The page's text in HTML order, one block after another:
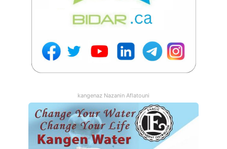
در سال 2021، بیشتر وسایل نقلیه الکتریکی جدید در سه استان
پرجمعیت کانادا ثبت شد. 43 درصد از خودروهای الکتریکی جدید در
kangenaz Nazanin Aflatouni